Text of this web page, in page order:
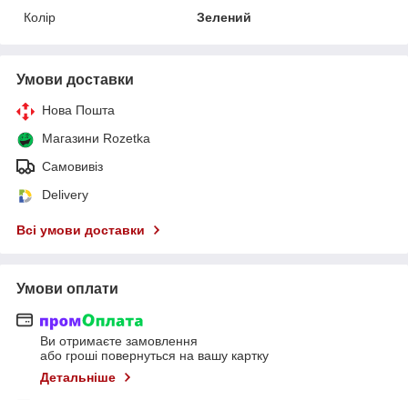
Колір
Зелений
Умови доставки
Нова Пошта
Магазини Rozetka
Самовивіз
Delivery
Всі умови доставки
Умови оплати
Ви отримаєте замовлення
або гроші повернуться на вашу картку
Детальніше